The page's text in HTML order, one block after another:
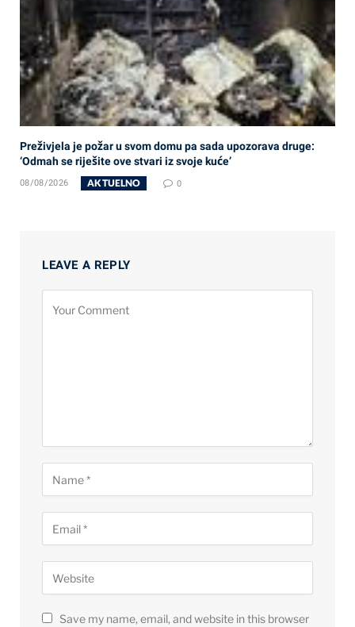
Preživjela je požar u svom domu pa sada upozorava druge:
‘Odmah se riješite ove stvari iz svoje kuće’
08/08/2026 AKTUELNO 0
LEAVE A REPLY
Save my name, email, and website in this browser